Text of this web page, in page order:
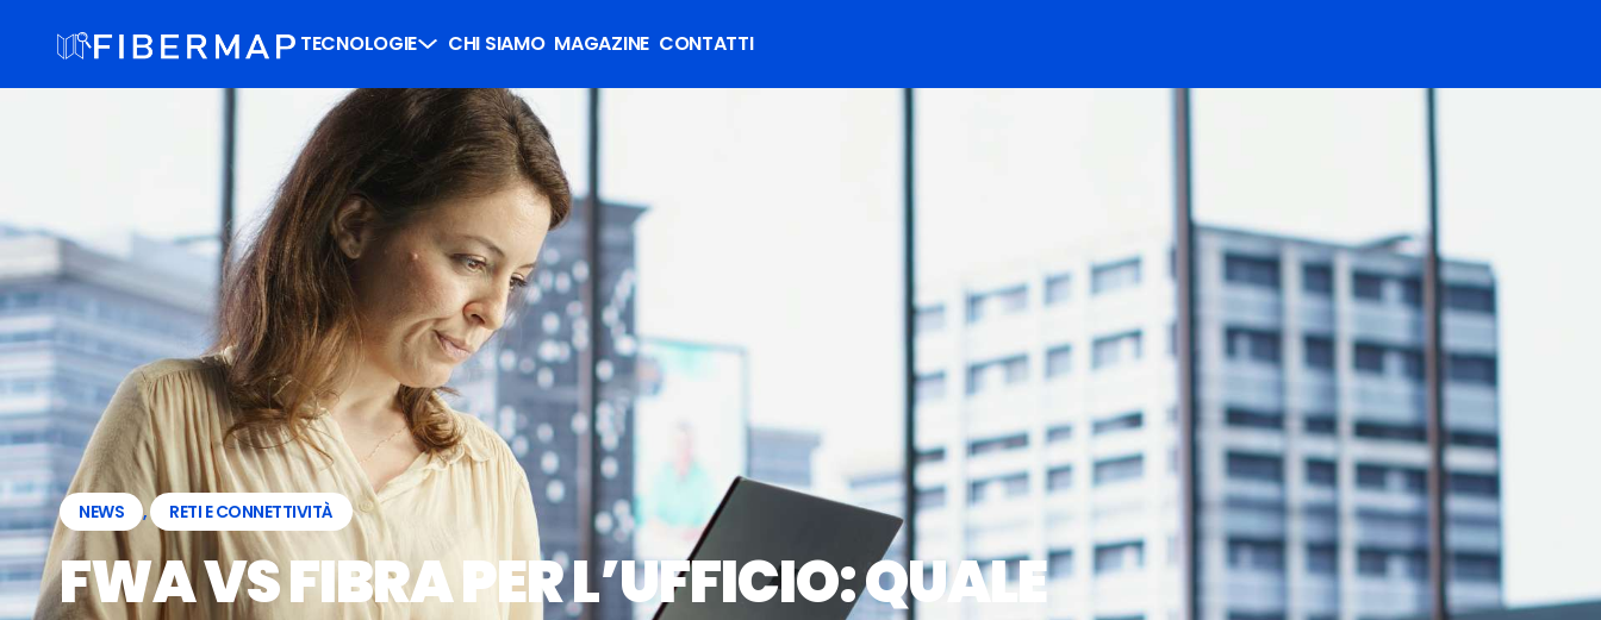
TECNOLOGIE CHI SIAMO MAGAZINE CONTATTI
NEWS , RETI E CONNETTIVITÀ
FWA VS FIBRA PER L’UFFICIO: QUALE